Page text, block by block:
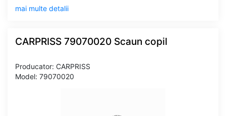
mai multe detalii
CARPRISS 79070020 Scaun copil
Producator: CARPRISS
Model: 79070020